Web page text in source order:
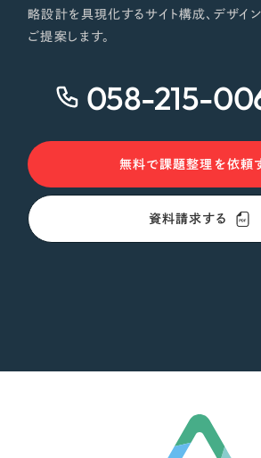
略設計を具現化するサイト構成、デザイ
ご提案します。
058-215-
無料で課題整理を依頼
資料請求する